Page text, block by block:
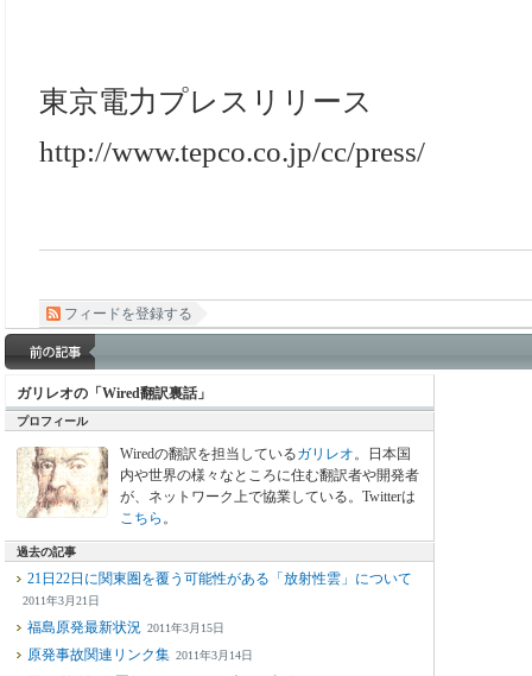
東京電力プレスリリース
http://www.tepco.co.jp/cc/press/
フィードを登録する
ガリレオの「Wired翻訳裏話」
プロフィール
Wiredの翻訳を担当しているガリレオ。日本国
内や世界の様々なところに住む翻訳者や開発者
が、ネットワーク上で協業している。Twitterは
こちら 。
過去の記事
21日22日に関東圏を覆う可能性がある「放射性雲」について
2011年3月21日
福島原発最新状況 2011年3月15日
原発事故関連リンク集 2011年3月14日